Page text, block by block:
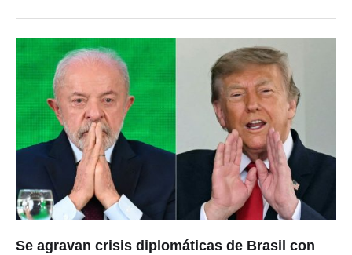
Se agravan crisis diplomáticas de Brasil con